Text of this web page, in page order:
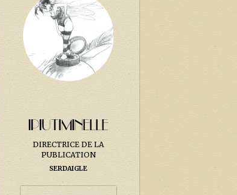
IPIUTIMINELLE
DIRECTRICE DE LA
PUBLICATION
SERDAIGLE